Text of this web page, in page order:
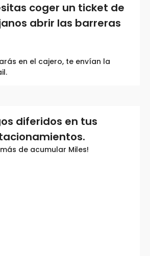
coger un ticket de
abrir las barreras
en el cajero, te envían la
diferidos en tus
de acumular Miles!